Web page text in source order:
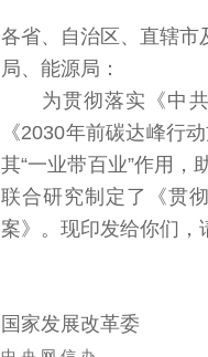
各省、自治区、直辖市
局、能源局：
为贯彻落实《中共
《2030年前碳达峰行
其“一业带百业”作用
联合研究制定了《贯
案》。现印发给你们
国家发展改革委